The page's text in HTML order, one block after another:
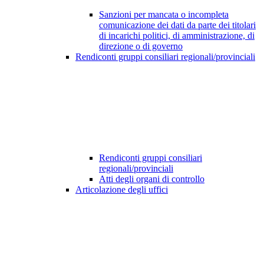
Sanzioni per mancata o incompleta
comunicazione dei dati da parte dei titolari
di incarichi politici, di amministrazione, di
direzione o di governo
Rendiconti gruppi consiliari regionali/provinciali
Rendiconti gruppi consiliari
regionali/provinciali
Atti degli organi di controllo
Articolazione degli uffici